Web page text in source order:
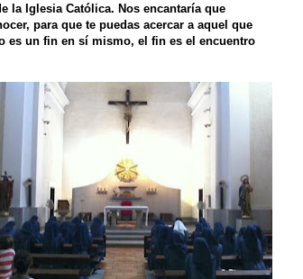
la Iglesia Católica. Nos encantaría que
para que te puedas acercar a aquel que
es un fin en sí mismo, el fin es el encuentro